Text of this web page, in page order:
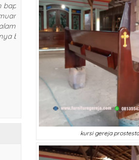
kursi gereja
terimakasih bapak Siroju munir
relief perjamuan kudus sudah tiba
dijakarta dalam keadaan bagus
dan ukirannya bagus sekali